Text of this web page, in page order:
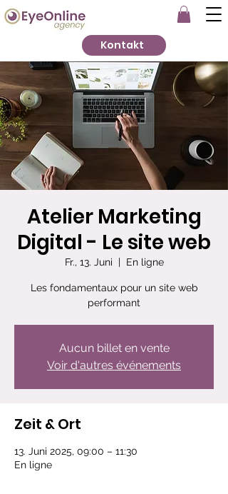
Kontakt
Atelier Marketing
Digital - Le site web
Fr., 13. Juni
  |
En ligne
Les fondamentaux pour un site web
performant
Aucun billet en vente
Voir d'autres événements
Zeit & Ort
13. Juni 2025, 09:00 – 11:30
En ligne